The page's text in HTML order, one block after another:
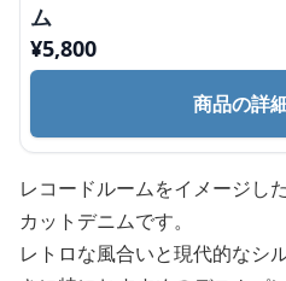
ム
¥5,800
商品の詳
レコードルームをイメージし
カットデニムです。
レトロな風合いと現代的なシ